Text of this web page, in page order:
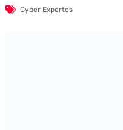
Cyber Expertos